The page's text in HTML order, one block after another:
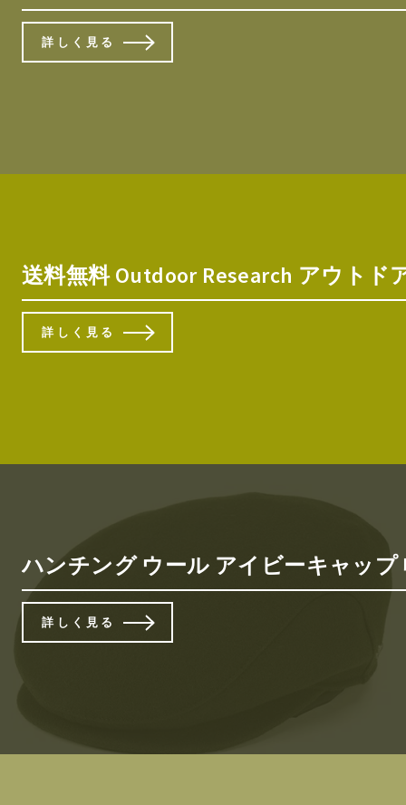
詳しく見る
送料無料 Outdoor Research アウト
詳しく見る
ハンチング ウール アイビーキャッ
詳しく見る